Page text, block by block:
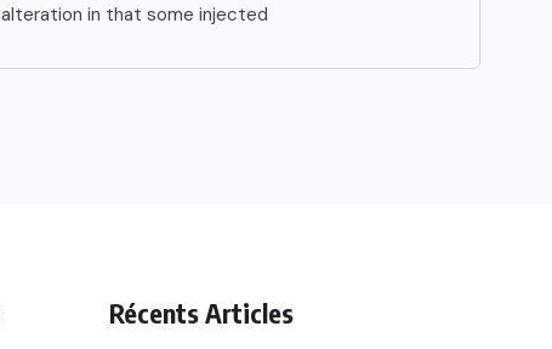
alteration in that some injected
Récents Articles